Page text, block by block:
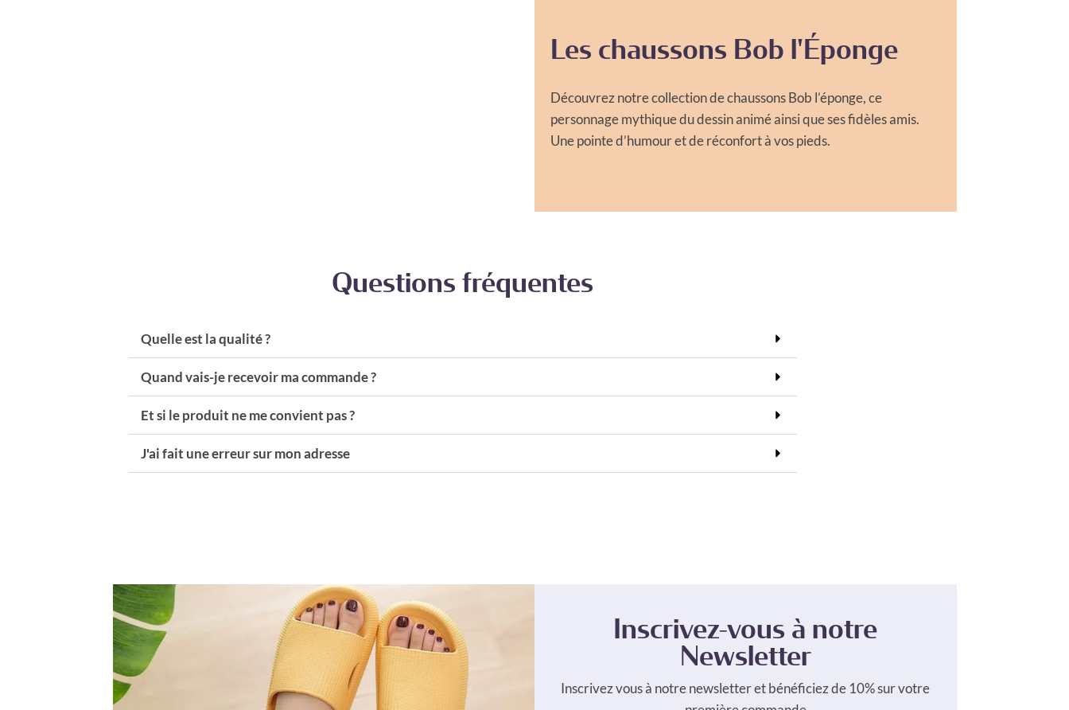
Les chaussons Bob l'Éponge
Découvrez notre collection de chaussons Bob l’éponge, ce
personnage mythique du dessin animé ainsi que ses fidèles amis.
Une pointe d’humour et de réconfort à vos pieds.
Questions fréquentes
Quelle est la qualité ?
Quand vais-je recevoir ma commande ?
Et si le produit ne me convient pas ?
J'ai fait une erreur sur mon adresse
Inscrivez-vous à notre
Newsletter
Inscrivez vous à notre newsletter et bénéficiez de 10% sur votre